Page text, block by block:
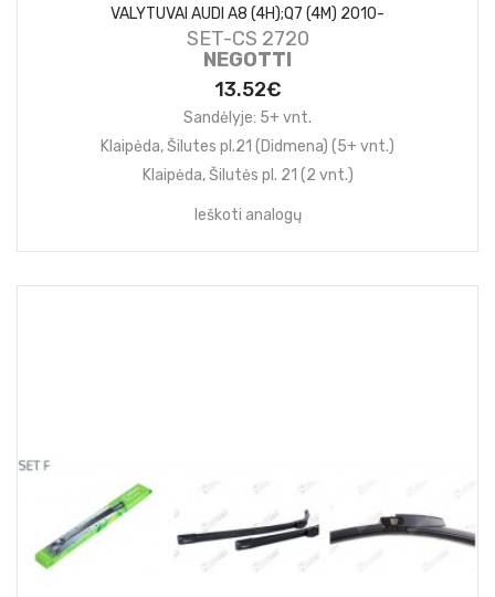
VALYTUVAI AUDI A8 (4H);Q7 (4M) 2010-
SET-CS 2720
NEGOTTI
13.52€
Sandėlyje: 5+ vnt.
Klaipėda, Šilutes pl.21 (Didmena) (5+ vnt.)
Klaipėda, Šilutės pl. 21 (2 vnt.)
Ieškoti analogų